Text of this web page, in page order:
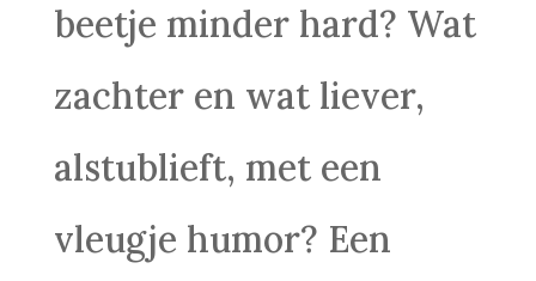
beetje minder hard? Wat
zachter en wat liever,
alstublieft, met een
vleugje humor? Een